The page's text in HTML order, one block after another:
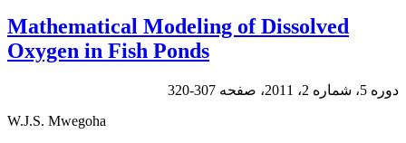
Mathematical Modeling of Dissolved
Oxygen in Fish Ponds
دوره 5، شماره 2، 2011، صفحه
307-320
W.J.S. Mwegoha